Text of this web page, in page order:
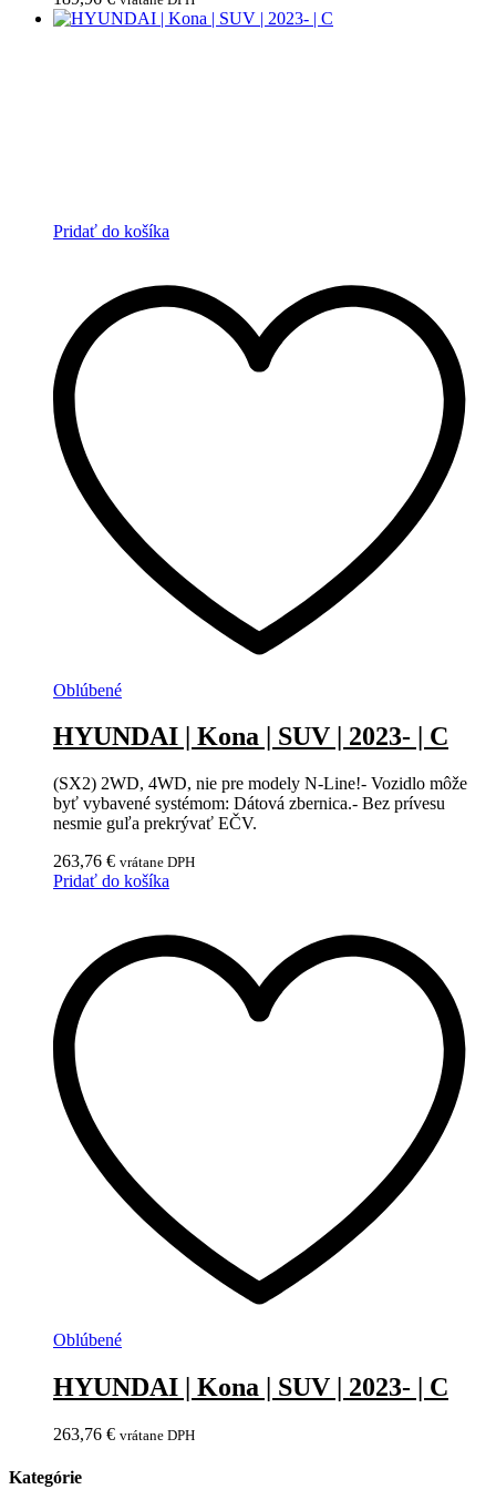
Pridať do košíka
Oblúbené
HYUNDAI | Kona | SUV | 2023- | C
(SX2) 2WD, 4WD, nie pre modely N-Line!- Vozidlo môže
byť vybavené systémom: Dátová zbernica.- Bez prívesu
nesmie guľa prekrývať EČV.
263,76 € vrátane DPH
Pridať do košíka
Oblúbené
HYUNDAI | Kona | SUV | 2023- | C
263,76 € vrátane DPH
Kategórie